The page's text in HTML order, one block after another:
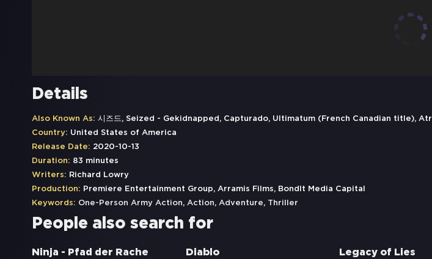
Details
Also Known As: 시즈드, Seized - Gekidnapped, Capturado, Ultimatum (French Canadian title),
Country: United States of America
Release Date: 2020-10-13
Duration: 83 minutes
Writers: Richard Lowry
Production: Premiere Entertainment Group, Arramis Films, BondIt Media Capital
Keywords: One-Person Army Action, Action, Adventure, Thriller
People also search for
Ninja - Pfad der Rache Diablo Legacy of Lies